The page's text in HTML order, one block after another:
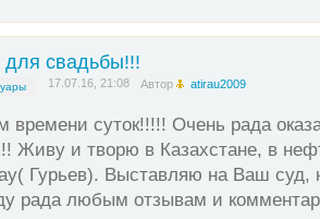
для свадьбы!!!
17.07.16, 21:08 Автор atirau2009
времени суток!!!!! Очень рада
Живу и творю в Казахстане, в
Гурьев). Выставляю на Ваш суд,
рада любым отзывам и